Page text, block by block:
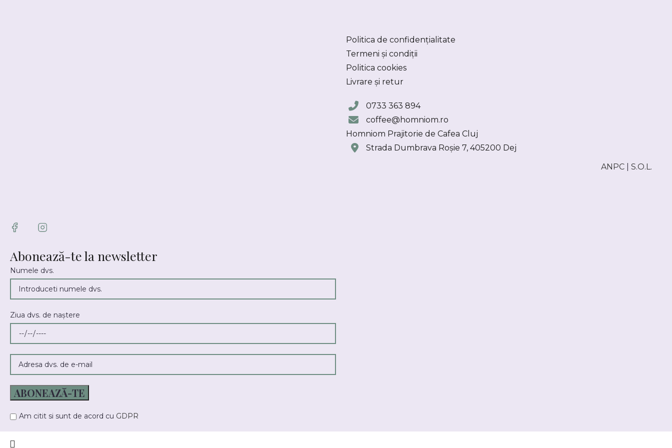
Abonează-te la newsletter
Numele dvs.
Ziua dvs. de naștere
Am citit si sunt de acord cu GDPR
Politica de confidențialitate
Termeni și condiții
Politica cookies
Livrare și retur
0733 363 894
coffee@homniom.ro
Homniom Prajitorie de Cafea Cluj
Strada Dumbrava Roșie 7, 405200 Dej
ANPC| S.O.L.